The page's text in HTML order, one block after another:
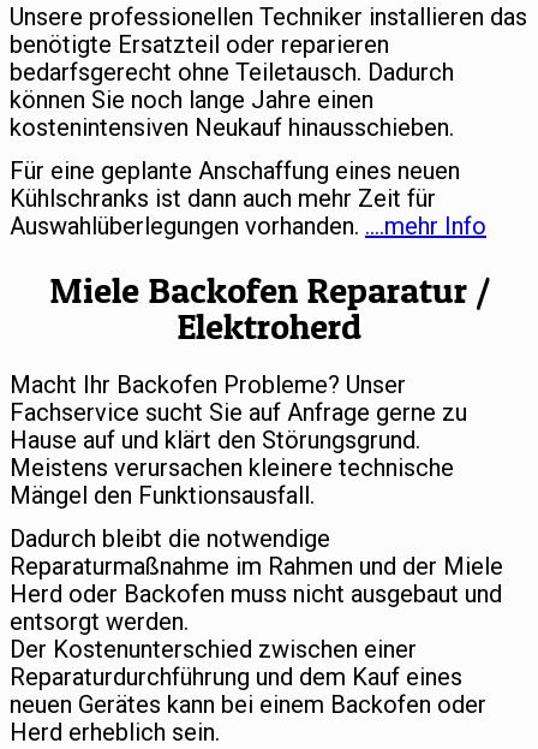
Unsere professionellen Techniker installieren das
benötigte Ersatzteil oder reparieren
bedarfsgerecht ohne Teiletausch. Dadurch
können Sie noch lange Jahre einen
kostenintensiven Neukauf hinausschieben.
Für eine geplante Anschaffung eines neuen
Kühlschranks ist dann auch mehr Zeit für
Auswahlüberlegungen vorhanden. ….mehr Info
Miele Backofen Reparatur /
Elektroherd
Macht Ihr Backofen Probleme? Unser
Fachservice sucht Sie auf Anfrage gerne zu
Hause auf und klärt den Störungsgrund.
Meistens verursachen kleinere technische
Mängel den Funktionsausfall.
Dadurch bleibt die notwendige
Reparaturmaßnahme im Rahmen und der Miele
Herd oder Backofen muss nicht ausgebaut und
entsorgt werden.
Der Kostenunterschied zwischen einer
Reparaturdurchführung und dem Kauf eines
neuen Gerätes kann bei einem Backofen oder
Herd erheblich sein.